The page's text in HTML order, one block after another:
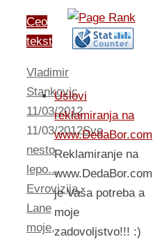
Ceo
tekst
Vladimir
Stankovic
11/03/2012
11/03/2012Sve
nesto
lepo...
Evrovizija,
Lane
moje,
Uslovi
reklamiranja na
www.DedaBor.com
Reklamiranje na
www.DedaBor.com
je Vaša potreba a
moje
zadovoljstvo!!! :)